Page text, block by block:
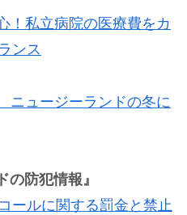
！私立病院の医療費をカ
ンス
ュージーランドの冬に
の防犯情報』
ールに関する罰金と禁止